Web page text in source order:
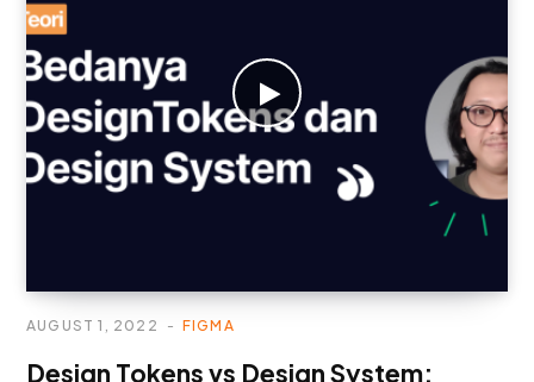
FIGMA
AUGUST 1, 2022
Design Tokens vs Design System: